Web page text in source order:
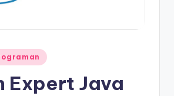
Expert Java